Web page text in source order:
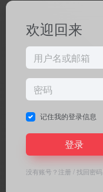
欢迎回来
记住我的登录信息
登录
没有账号？ 注册 /找回密码